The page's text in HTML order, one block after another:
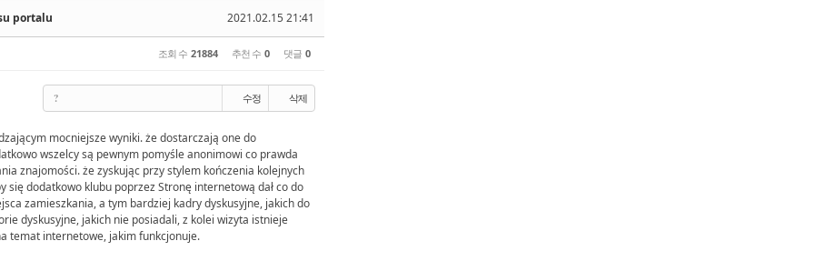
2021.02.15 21:41
portalu
조회 수 21884 추천 수 0 댓글 0
? 수정 삭제
mocniejsze wyniki. że dostarczają one do
wszelcy są pewnym pomyśle anonimowi co prawda
znajomości. że zyskując przy stylem kończenia kolejnych
dodatkowo klubu poprzez Stronę internetową dał co do
zamieszkania, a tym bardziej kadry dyskusyjne, jakich do
dyskusyjne, jakich nie posiadali, z kolei wizyta istnieje
temat internetowe, jakim funkcjonuje.